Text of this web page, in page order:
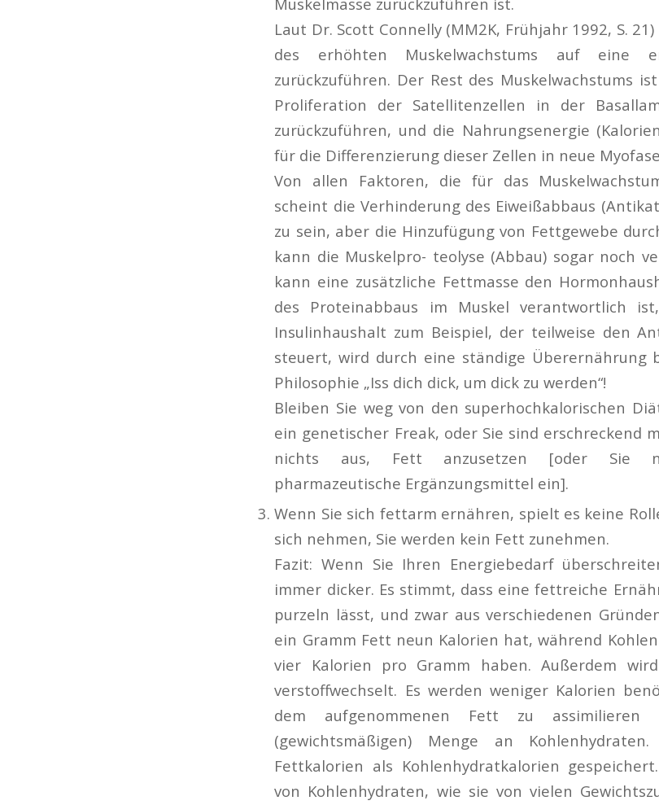
Laut Dr. Scott Connelly (MM2K, Frühjahr 1992, S.
des erhöhten Muskelwachstums auf eine
zurückzuführen. Der Rest des Muskelwachstums
Proliferation der Satellitenzellen in der
zurückzuführen, und die Nahrungsenergie
für die Differenzierung dieser Zellen in neue
Von allen Faktoren, die für das
scheint die Verhinderung des Eiweißabbaus
zu sein, aber die Hinzufügung von Fettgewebe
kann die Muskelpro- teolyse (Abbau) sogar noch
kann eine zusätzliche Fettmasse den
des Proteinabbaus im Muskel verantwortlich
Insulinhaushalt zum Beispiel, der teilweise den
steuert, wird durch eine ständige Überernährung
Philosophie „Iss dich dick, um dick zu werden“!
Bleiben Sie weg von den superhochkalorischen
ein genetischer Freak, oder Sie sind erschreckend
nichts aus, Fett anzusetzen [oder Sie
pharmazeutische Ergänzungsmittel ein].
Wenn Sie sich fettarm ernähren, spielt es keine
sich nehmen, Sie werden kein Fett zunehmen.
Fazit: Wenn Sie Ihren Energiebedarf
immer dicker. Es stimmt, dass eine fettreiche
purzeln lässt, und zwar aus verschiedenen
ein Gramm Fett neun Kalorien hat, während
vier Kalorien pro Gramm haben. Außerdem
verstoffwechselt. Es werden weniger Kalorien
dem aufgenommenen Fett zu
(gewichtsmäßigen) Menge an
Fettkalorien als Kohlenhydratkalorien
von Kohlenhydraten, wie sie von vielen